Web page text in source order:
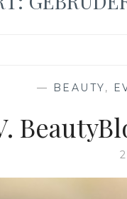
— BEAUTY,